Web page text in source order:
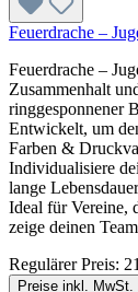
Feuerdrache –
Feuerdrache –
Zusammenhalt
ringgesponnener
Entwickelt, um
Farben &
Individualisiere
lange
Ideal für Vereine,
zeige deinen
Regulärer Preis:
Preise inkl.